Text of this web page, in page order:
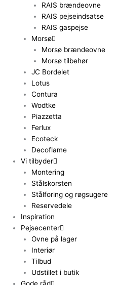
RAIS brændeovne
RAIS pejseindsatse
RAIS gaspejse
Morsø
Morsø brændeovne
Morsø tilbehør
JC Bordelet
Lotus
Contura
Wodtke
Piazzetta
Ferlux
Ecoteck
Decoflame
Vi tilbyder
Montering
Stålskorsten
Stålforing og røgsugere
Reservedele
Inspiration
Pejsecenter
Ovne på lager
Interiør
Tilbud
Udstillet i butik
Gode råd